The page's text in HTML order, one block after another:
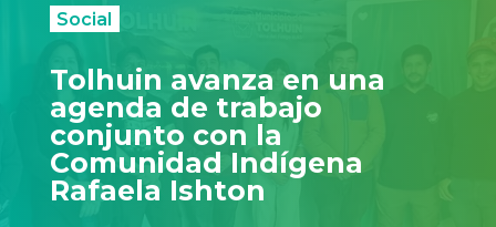
Social
Tolhuin avanza en una
agenda de trabajo
conjunto con la
Comunidad Indígena
Rafaela Ishton